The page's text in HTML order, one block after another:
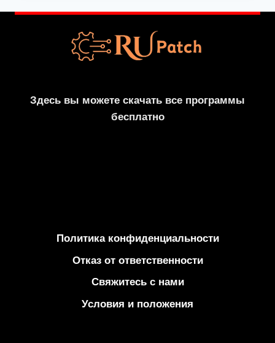
СКАЧАТЬ
БЕСПЛАТНО
Здесь вы можете скачать все программы
бесплатно
Политика конфиденциальности
Отказ от ответственности
Свяжитесь с нами
Условия и положения